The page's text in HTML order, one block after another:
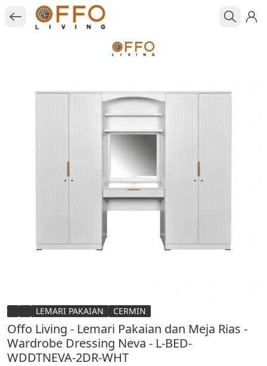
LEMARI PAKAIAN CERMIN
Offo Living - Lemari Pakaian dan Meja Rias -
Wardrobe Dressing Neva - L-BED-
WDDTNEVA-2DR-WHT